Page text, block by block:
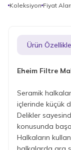
Koleksiyon Fiyat
Ürün
Eheim Filtre
Seramik
içlerinde küçük
Delikler
konusunda
Halkaların